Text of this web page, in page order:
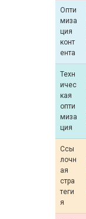
Опти
миза
ция
конт
ента
Техн
ичес
кая
опти
миза
ция
Ссы
лочн
ая
стра
теги
я